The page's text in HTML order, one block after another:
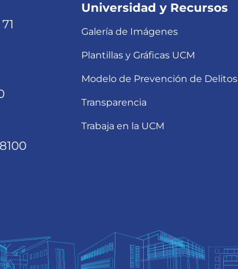
Universidad y Recursos
Galería de Imágenes
Plantillas y Gráficas UCM
Modelo de Prevención de Delitos
Transparencia
Trabaja en la UCM